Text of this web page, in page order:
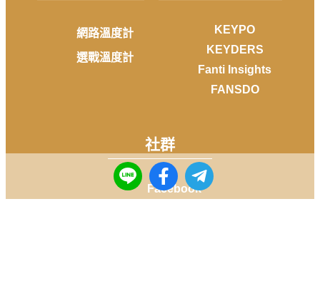
網路溫度計
選戰溫度計
KEYPO
KEYDERS
Fanti Insights
FANSDO
社群
Facebook